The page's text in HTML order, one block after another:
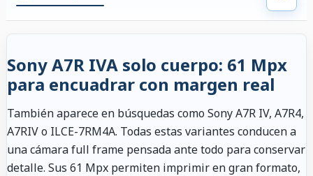
Sony A7R IVA solo cuerpo: 61 Mpx
para encuadrar con margen real
También aparece en búsquedas como Sony A7R IV, A7R4,
A7RIV o ILCE-7RM4A. Todas estas variantes conducen a
una cámara full frame pensada ante todo para conservar
detalle. Sus 61 Mpx permiten imprimir en gran formato,